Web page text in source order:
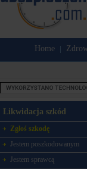
Home
Likwidacja szkód
Zgłoś szkodę
Jestem poszkodowanym
Jestem sprawcą